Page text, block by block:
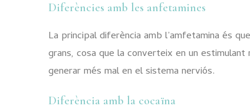
Diferències amb les anfetamines
La principal diferència amb l’amfetamina és
grans, cosa que la converteix en un
generar més mal en el sistema nerviós.
Diferència amb la cocaïna